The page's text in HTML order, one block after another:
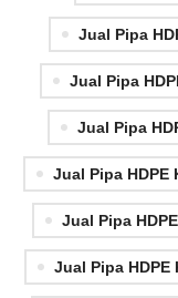
Jual Pipa
Jual Pipa
Jual Pipa
Jual Pipa HDPE
Jual Pipa
Jual Pipa HDPE